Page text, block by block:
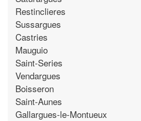
Restinclieres
Sussargues
Castries
Mauguio
Saint-Series
Vendargues
Boisseron
Saint-Aunes
Gallargues-le-Montueux